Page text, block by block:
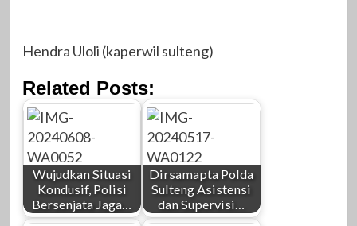
Hendra Uloli (kaperwil sulteng)
Related Posts:
Wujudkan Situasi
Kondusif, Polisi
Bersenjata Jaga…
Dirsamapta Polda
Sulteng Asistensi
dan Supervisi…